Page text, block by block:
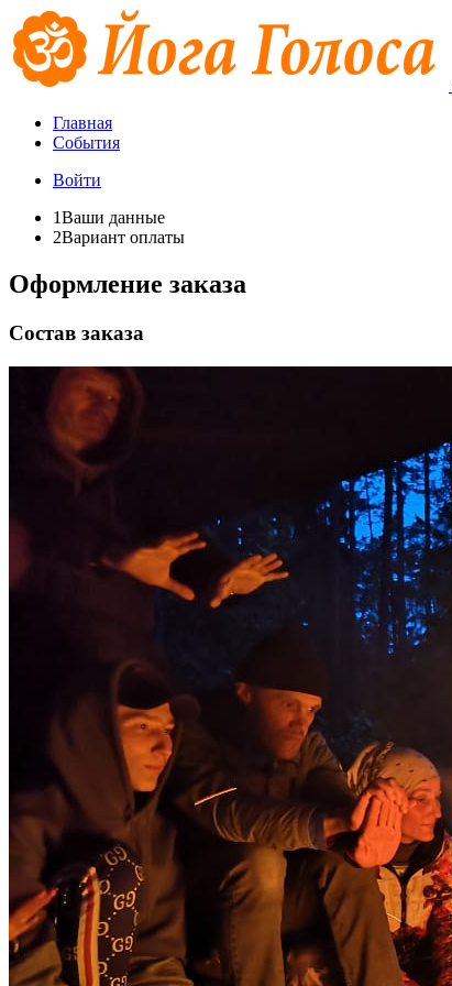
Главная
События
Войти
1Ваши данные
2Вариант оплаты
Оформление заказа
Состав заказа